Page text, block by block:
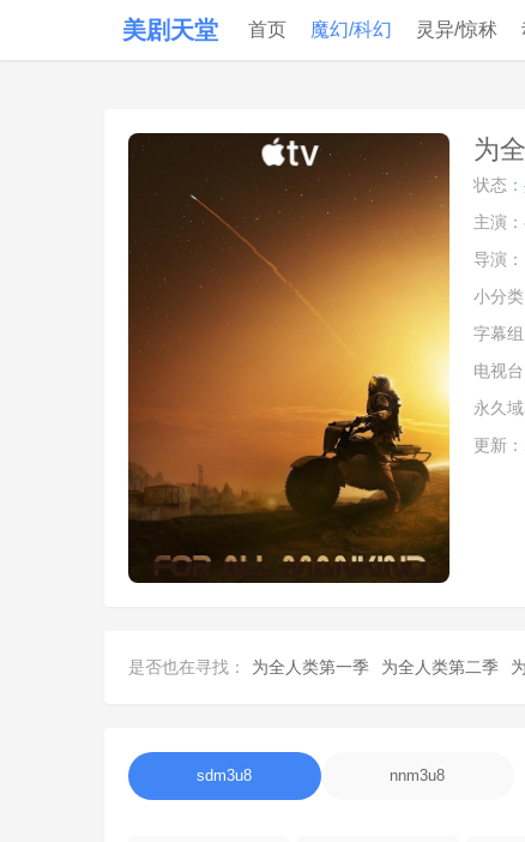
美剧天堂 首页 魔幻/科幻 灵异/惊秫
为
状态：
主演：
导演：
小分类
字幕组
电视台
永久域
更新：
是否也在寻找： 为全人类第一季 为全人类第二季
sdm3u8 nnm3u8